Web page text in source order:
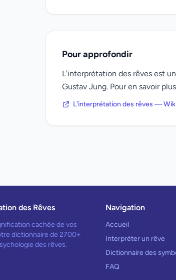
Pour approfondir
L'interprétation des rêves est
Gustav Jung. Pour en savoir
L'interprétation des rêves —
des Rêves
cachée de vos
dictionnaire de 2700+
des rêves.
Navigation
Accueil
Interpréter un rêve
Dictionnaire des
FAQ